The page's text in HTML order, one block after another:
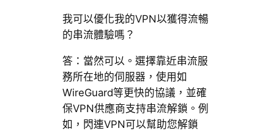
我可以優化我的VPN以獲得流暢
的串流體驗嗎？
答：當然可以。選擇靠近串流服
務所在地的伺服器，使用如
WireGuard等更快的協議，並確
保VPN供應商支持串流解鎖。例
如，閃連VPN可以幫助您解鎖